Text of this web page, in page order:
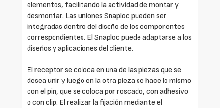
elementos, facilitando la actividad de montar y
desmontar. Las uniones Snaploc pueden ser
integradas dentro del diseño de los componentes
correspondientes. El Snaploc puede adaptarse a los
diseños y aplicaciones del cliente.
El receptor se coloca en una de las piezas que se
desea unir y luego en la otra pieza se hace lo mismo
con el pin, que se coloca por roscado, con adhesivo
o con clip. El realizar la fijación mediante el